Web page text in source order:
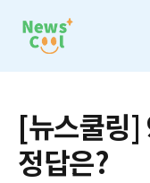
[뉴스쿨링]
정답은?